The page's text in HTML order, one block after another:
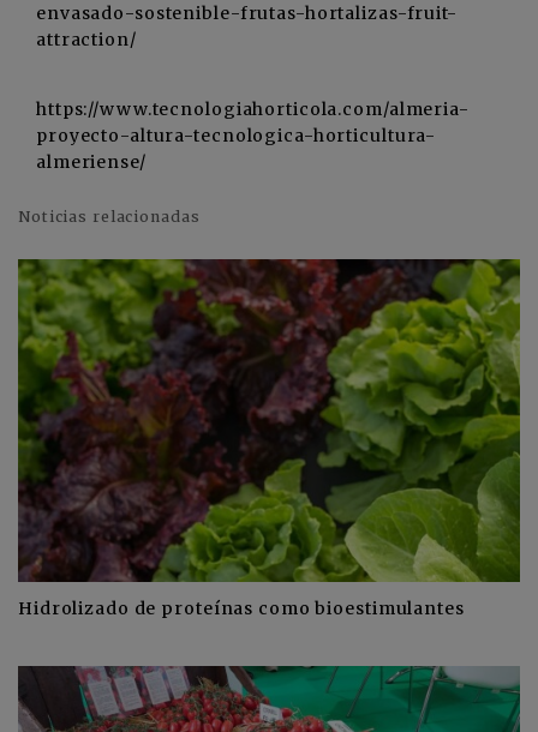
envasado-sostenible-frutas-hortalizas-fruit-
attraction/
https://www.tecnologiahorticola.com/almeria-
proyecto-altura-tecnologica-horticultura-
almeriense/
Noticias relacionadas
Hidrolizado de proteínas como bioestimulantes